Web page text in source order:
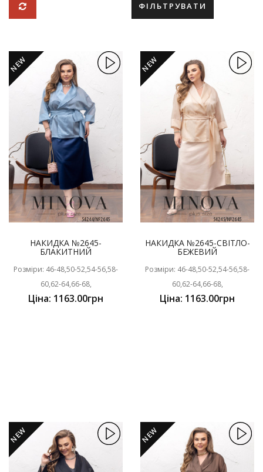
ФІЛЬТРУВАТИ
NEW
НАКИДКА №2645-
БЛАКИТНИЙ
Розміри: 46-48,50-52,54-56,58-
60,62-64,66-68,
Ціна: 1163.00грн
NEW
НАКИДКА №2645-СВІТЛО-
БЕЖЕВИЙ
Розміри: 46-48,50-52,54-56,58-
60,62-64,66-68,
Ціна: 1163.00грн
NEW NEW